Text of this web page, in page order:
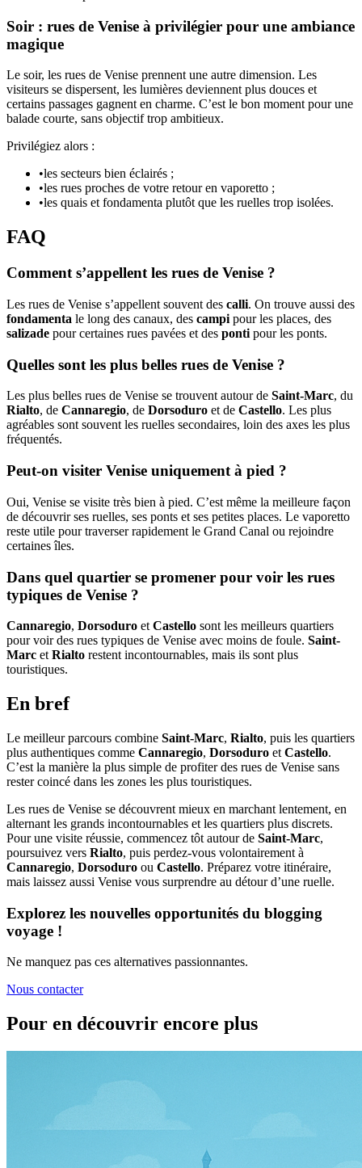
Soir : rues de Venise à privilégier pour une ambiance
magique
Le soir, les rues de Venise prennent une autre dimension. Les
visiteurs se dispersent, les lumières deviennent plus douces et
certains passages gagnent en charme. C’est le bon moment pour une
balade courte, sans objectif trop ambitieux.
Privilégiez alors :
•les secteurs bien éclairés ;
•les rues proches de votre retour en vaporetto ;
•les quais et fondamenta plutôt que les ruelles trop isolées.
FAQ
Comment s’appellent les rues de Venise ?
Les rues de Venise s’appellent souvent des calli. On trouve aussi des
fondamenta le long des canaux, des campi pour les places, des
salizade pour certaines rues pavées et des ponti pour les ponts.
Quelles sont les plus belles rues de Venise ?
Les plus belles rues de Venise se trouvent autour de Saint-Marc, du
Rialto, de Cannaregio, de Dorsoduro et de Castello. Les plus
agréables sont souvent les ruelles secondaires, loin des axes les plus
fréquentés.
Peut-on visiter Venise uniquement à pied ?
Oui, Venise se visite très bien à pied. C’est même la meilleure façon
de découvrir ses ruelles, ses ponts et ses petites places. Le vaporetto
reste utile pour traverser rapidement le Grand Canal ou rejoindre
certaines îles.
Dans quel quartier se promener pour voir les rues
typiques de Venise ?
Cannaregio, Dorsoduro et Castello sont les meilleurs quartiers
pour voir des rues typiques de Venise avec moins de foule. Saint-
Marc et Rialto restent incontournables, mais ils sont plus
touristiques.
En bref
Le meilleur parcours combine Saint-Marc, Rialto, puis les quartiers
plus authentiques comme Cannaregio, Dorsoduro et Castello.
C’est la manière la plus simple de profiter des rues de Venise sans
rester coincé dans les zones les plus touristiques.
Les rues de Venise se découvrent mieux en marchant lentement, en
alternant les grands incontournables et les quartiers plus discrets.
Pour une visite réussie, commencez tôt autour de Saint-Marc,
poursuivez vers Rialto, puis perdez-vous volontairement à
Cannaregio, Dorsoduro ou Castello. Préparez votre itinéraire,
mais laissez aussi Venise vous surprendre au détour d’une ruelle.
Explorez les nouvelles opportunités du blogging
voyage !
Ne manquez pas ces alternatives passionnantes.
Nous contacter
Pour en découvrir encore plus